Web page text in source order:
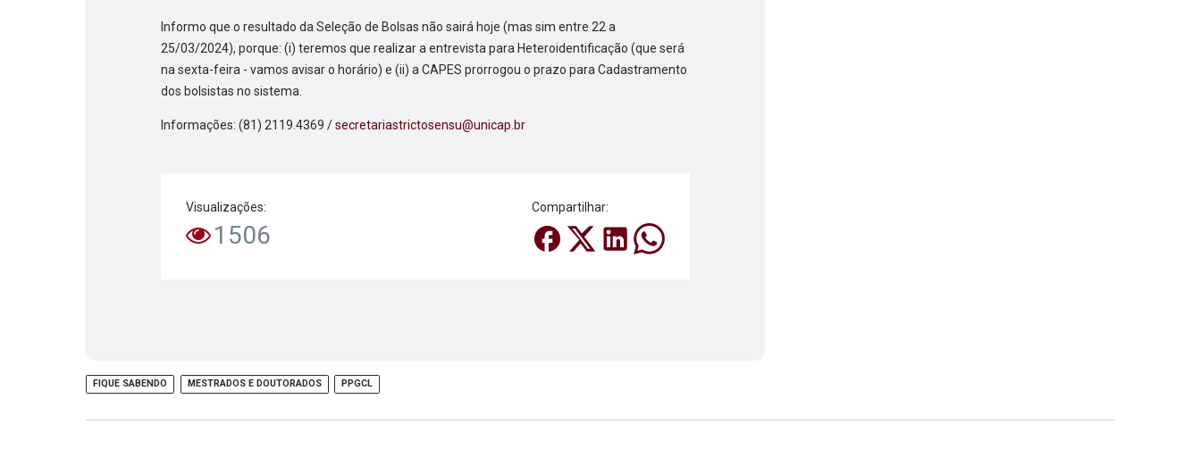
Informo que o resultado da Seleção de Bolsas não sairá hoje (mas sim entre 22 a
25/03/2024), porque: (i) teremos que realizar a entrevista para Heteroidentificação (que será
na sexta-feira - vamos avisar o horário) e (ii) a CAPES prorrogou o prazo para Cadastramento
dos bolsistas no sistema.
Informações: (81) 2119.4369 /secretariastrictosensu@unicap.br
Visualizações:
1506
Compartilhar:
FIQUE SABENDO MESTRADOS E DOUTORADOS PPGCL